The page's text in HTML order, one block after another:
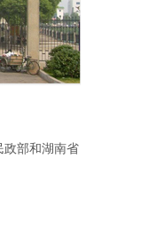
政部和湖南省